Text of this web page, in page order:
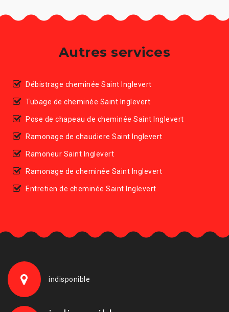
Autres services
Débistrage cheminée Saint Inglevert
Tubage de cheminée Saint Inglevert
Pose de chapeau de cheminée Saint Inglevert
Ramonage de chaudiere Saint Inglevert
Ramoneur Saint Inglevert
Ramonage de cheminée Saint Inglevert
Entretien de cheminée Saint Inglevert
indisponible